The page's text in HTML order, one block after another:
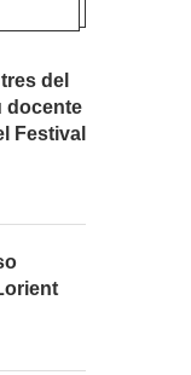
del
docente
Festival